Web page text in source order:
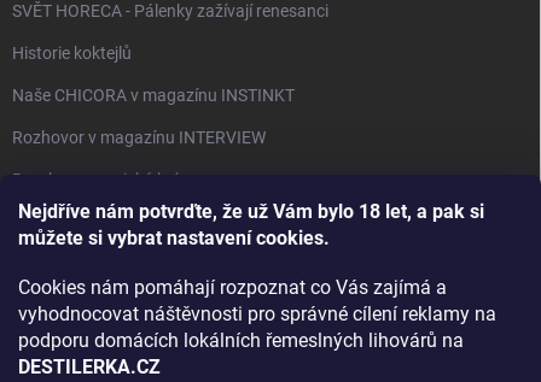
Nejdříve nám potvrďte, že už Vám bylo 18 let, a pak si
můžete si vybrat nastavení cookies.
Cookies nám pomáhají rozpoznat co Vás zajímá a
vyhodnocovat náštěvnosti pro správné cílení reklamy na
podporu domácích lokálních řemeslných lihovárů na
DESTILERKA.CZ
SVĚT HORECA - Pálenky zažívají renesanci
Historie koktejlů
Naše CHICORA v magazínu INSTINKT
Rozhovor v magazínu INTERVIEW
Bourbon, americká krása.
Napsali v TÝDNU o naší práci
Rozhovor s DESTILERKA.CZ v magazínu DRINKING-CAT
Jak vybrat dárek na Vánoce